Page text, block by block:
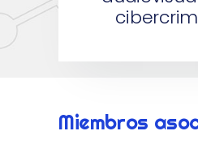
Miembros